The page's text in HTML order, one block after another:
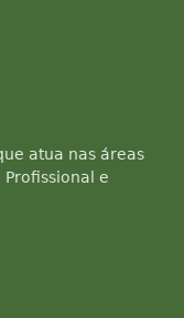
atua nas áreas
e